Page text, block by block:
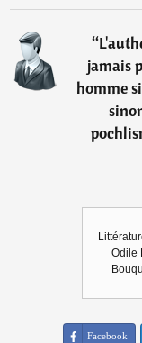
“
jamais
homme
Odile
Facebook